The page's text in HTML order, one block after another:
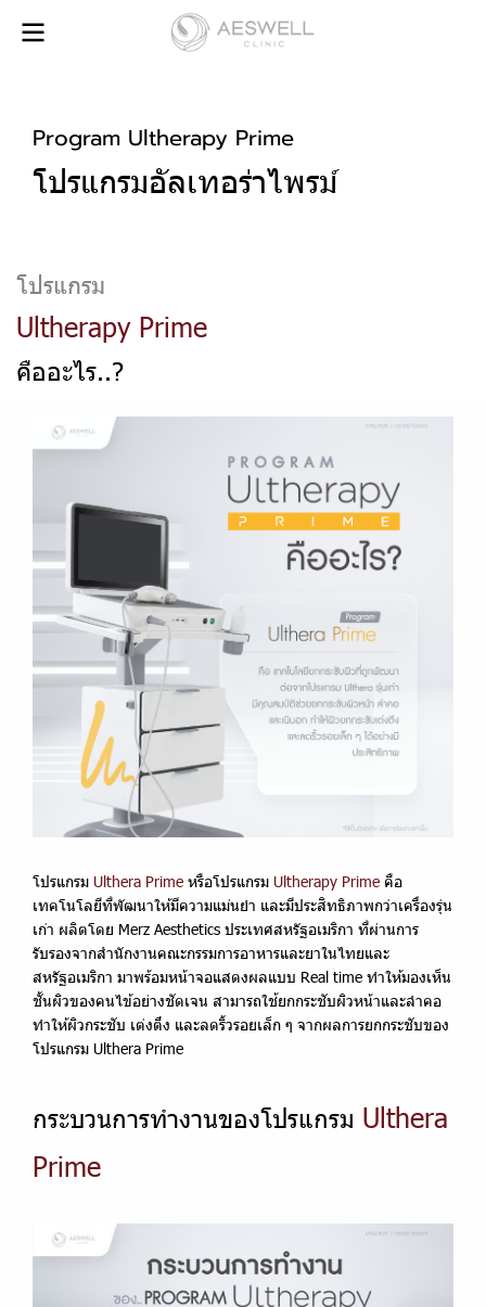
Program Ultherapy Prime
โปรแกรมอัลเทอร่าไพรม์
โปรแกรม
Ultherapy Prime
คืออะไร..?
โปรแกรม Ulthera Prime หรือโปรแกรม Ultherapy Prime คือ
เทคโนโลยีที่พัฒนาให้มีความแม่นยำ และมีประสิทธิภาพกว่าเครื่องรุ่น
เก่า ผลิตโดย Merz Aesthetics ประเทศสหรัฐอเมริกา ที่ผ่านการ
รับรองจากสำนักงานคณะกรรมการอาหารและยาในไทยและ
สหรัฐอเมริกา มาพร้อมหน้าจอแสดงผลแบบ Real time ทำให้มองเห็น
ชั้นผิวของคนไข้อย่างชัดเจน สามารถใช้ยกกระชับผิวหน้าและลำคอ
ทำให้ผิวกระชับ เต่งตึง และลดริ้วรอยเล็ก ๆ จากผลการยกกระชับของ
โปรแกรม Ulthera Prime
กระบวนการทำงานของโปรแกรม Ulthera
Prime